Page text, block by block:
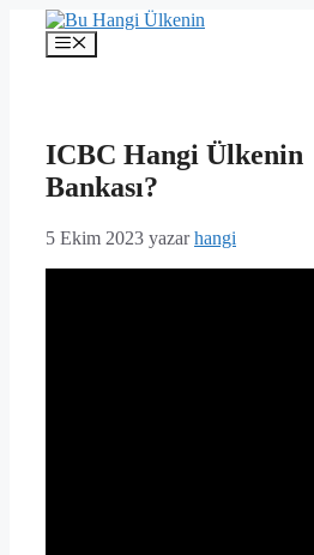
İçeriğe
Menü
ICBC Hangi Ülkenin
Bankası?
5 Ekim 2023 yazarhangi